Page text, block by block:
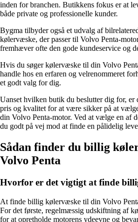
inden for branchen. Butikkens fokus er at
både private og professionelle kunder.
Bygma tilbyder også et udvalg af
kølervæske, der passer til Volvo Penta-
fremhæver ofte den gode kundeservice og
Hvis du søger kølervæske til din Volvo
handle hos en erfaren og velrenommeret
et godt valg for dig.
Uanset hvilken butik du beslutter dig for, er
pris og kvalitet for at være sikker på at
din Volvo Penta-motor. Ved at vælge en af
du godt på vej mod at finde en pålidelig
Sådan finder du billig
Volvo Penta
Hvorfor er det vigtigt at finde
At finde billig kølervæske til din Volvo
For det første, regelmæssig udskiftning af
for at opretholde motorens ydeevne og